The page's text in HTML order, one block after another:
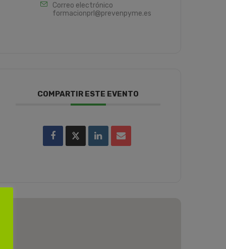
Correo electrónico
formacionprl@prevenpyme.es
COMPARTIR ESTE EVENTO